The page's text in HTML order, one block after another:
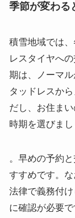
季節が変わる
積雪地域では
レスタイヤへ
期は、ノーマ
タッドレスか
だし、お住ま
時期を選びまし
。早めの予約
すすめです。
法律で義務付
に確認が必要で